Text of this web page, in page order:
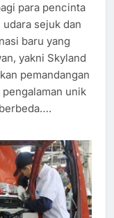
para pencinta
sejuk dan
baru yang
yakni Skyland
pemandangan
unik